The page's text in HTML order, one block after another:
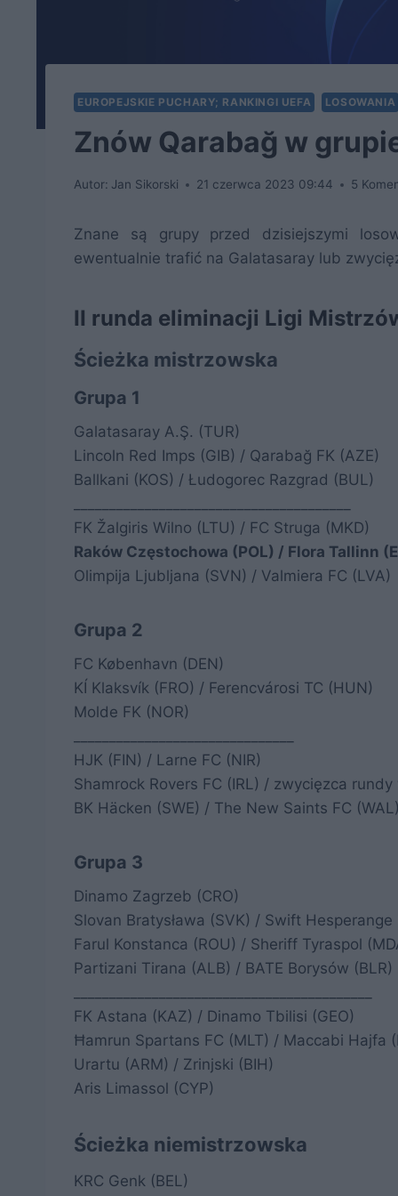
EUROPEJSKIE PUCHARY; RANKINGI UEFA LOSOWANIA
Znów Qarabağ w
Autor: Jan Sikorski 21 czerwca 2023 09:44 5
Znane są grupy przed dzisiejszymi
ewentualnie trafić na Galatasaray lub
II runda eliminacji Ligi
Ścieżka mistrzowska
Grupa 1
Galatasaray A.Ş. (TUR)
Lincoln Red Imps (GIB) / Qarabağ FK (AZE)
Ballkani (KOS) / Łudogorec Razgrad (BUL)
FK Žalgiris Wilno (LTU) / FC Struga (MKD)
Raków Częstochowa (POL) / Flora Tallinn
Olimpija Ljubljana (SVN) / Valmiera FC (LVA)
Grupa 2
FC København (DEN)
KÍ Klaksvík (FRO) / Ferencvárosi TC (HUN)
Molde FK (NOR)
HJK (FIN) / Larne FC (NIR)
Shamrock Rovers FC (IRL) / zwycięzca
BK Häcken (SWE) / The New Saints FC (WAL)
Grupa 3
Dinamo Zagrzeb (CRO)
Slovan Bratysława (SVK) / Swift Hesperange
Farul Konstanca (ROU) / Sheriff Tyraspol
Partizani Tirana (ALB) / BATE Borysów (BLR)
FK Astana (KAZ) / Dinamo Tbilisi (GEO)
Ħamrun Spartans FC (MLT) / Maccabi Hajfa
Urartu (ARM) / Zrinjski (BIH)
Aris Limassol (CYP)
Ścieżka niemistrzowska
KRC Genk (BEL)